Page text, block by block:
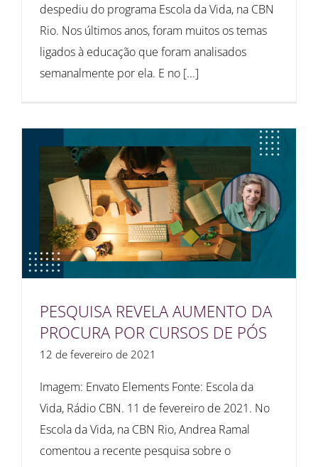
despediu do programa Escola da Vida, na CBN
Rio. Nos últimos anos, foram muitos os temas
ligados à educação que foram analisados
semanalmente por ela. E no [...]
PESQUISA REVELA AUMENTO DA
PROCURA POR CURSOS DE PÓS
12 de fevereiro de 2021
Imagem: Envato Elements Fonte: Escola da
Vida, Rádio CBN. 11 de fevereiro de 2021. No
Escola da Vida, na CBN Rio, Andrea Ramal
comentou a recente pesquisa sobre o